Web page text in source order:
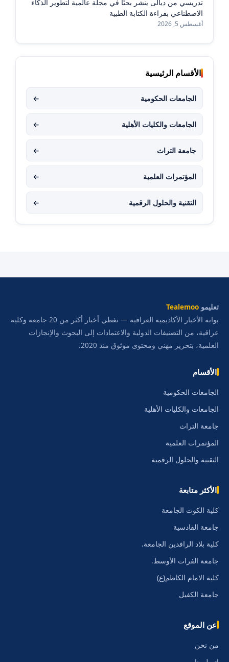
تدريسي من ديالى ينشر بحثًا في مجلة عالمية لتطوير الذكاء
الاصطناعي بقراءة الكتابة الطبية
أغسطس 5, 2026
الأقسام الرئيسية
الجامعات الحكومية ←
الجامعات والكليات الأهلية ←
جامعة التراث ←
المؤتمرات العلمية ←
التقنية والحلول الرقمية ←
تعليمو Tealemoo
بوابة الأخبار الأكاديمية العراقية — نغطي أخبار أكثر من 20 جامعة وكلية
عراقية، من التصنيفات الدولية والاعتمادات إلى البحوث والإنجازات
العلمية، بتحرير مهني ومحتوى موثوق منذ 2020.
الأقسام
الجامعات الحكومية
الجامعات والكليات الأهلية
جامعة التراث
المؤتمرات العلمية
التقنية والحلول الرقمية
الأكثر متابعة
كلية الكوت الجامعة
جامعة القادسية
كلية بلاد الرافدين الجامعة.
جامعة الفرات الأوسط.
كلية الامام الكاظم(ع)
جامعة الكفيل
عن الموقع
من نحن